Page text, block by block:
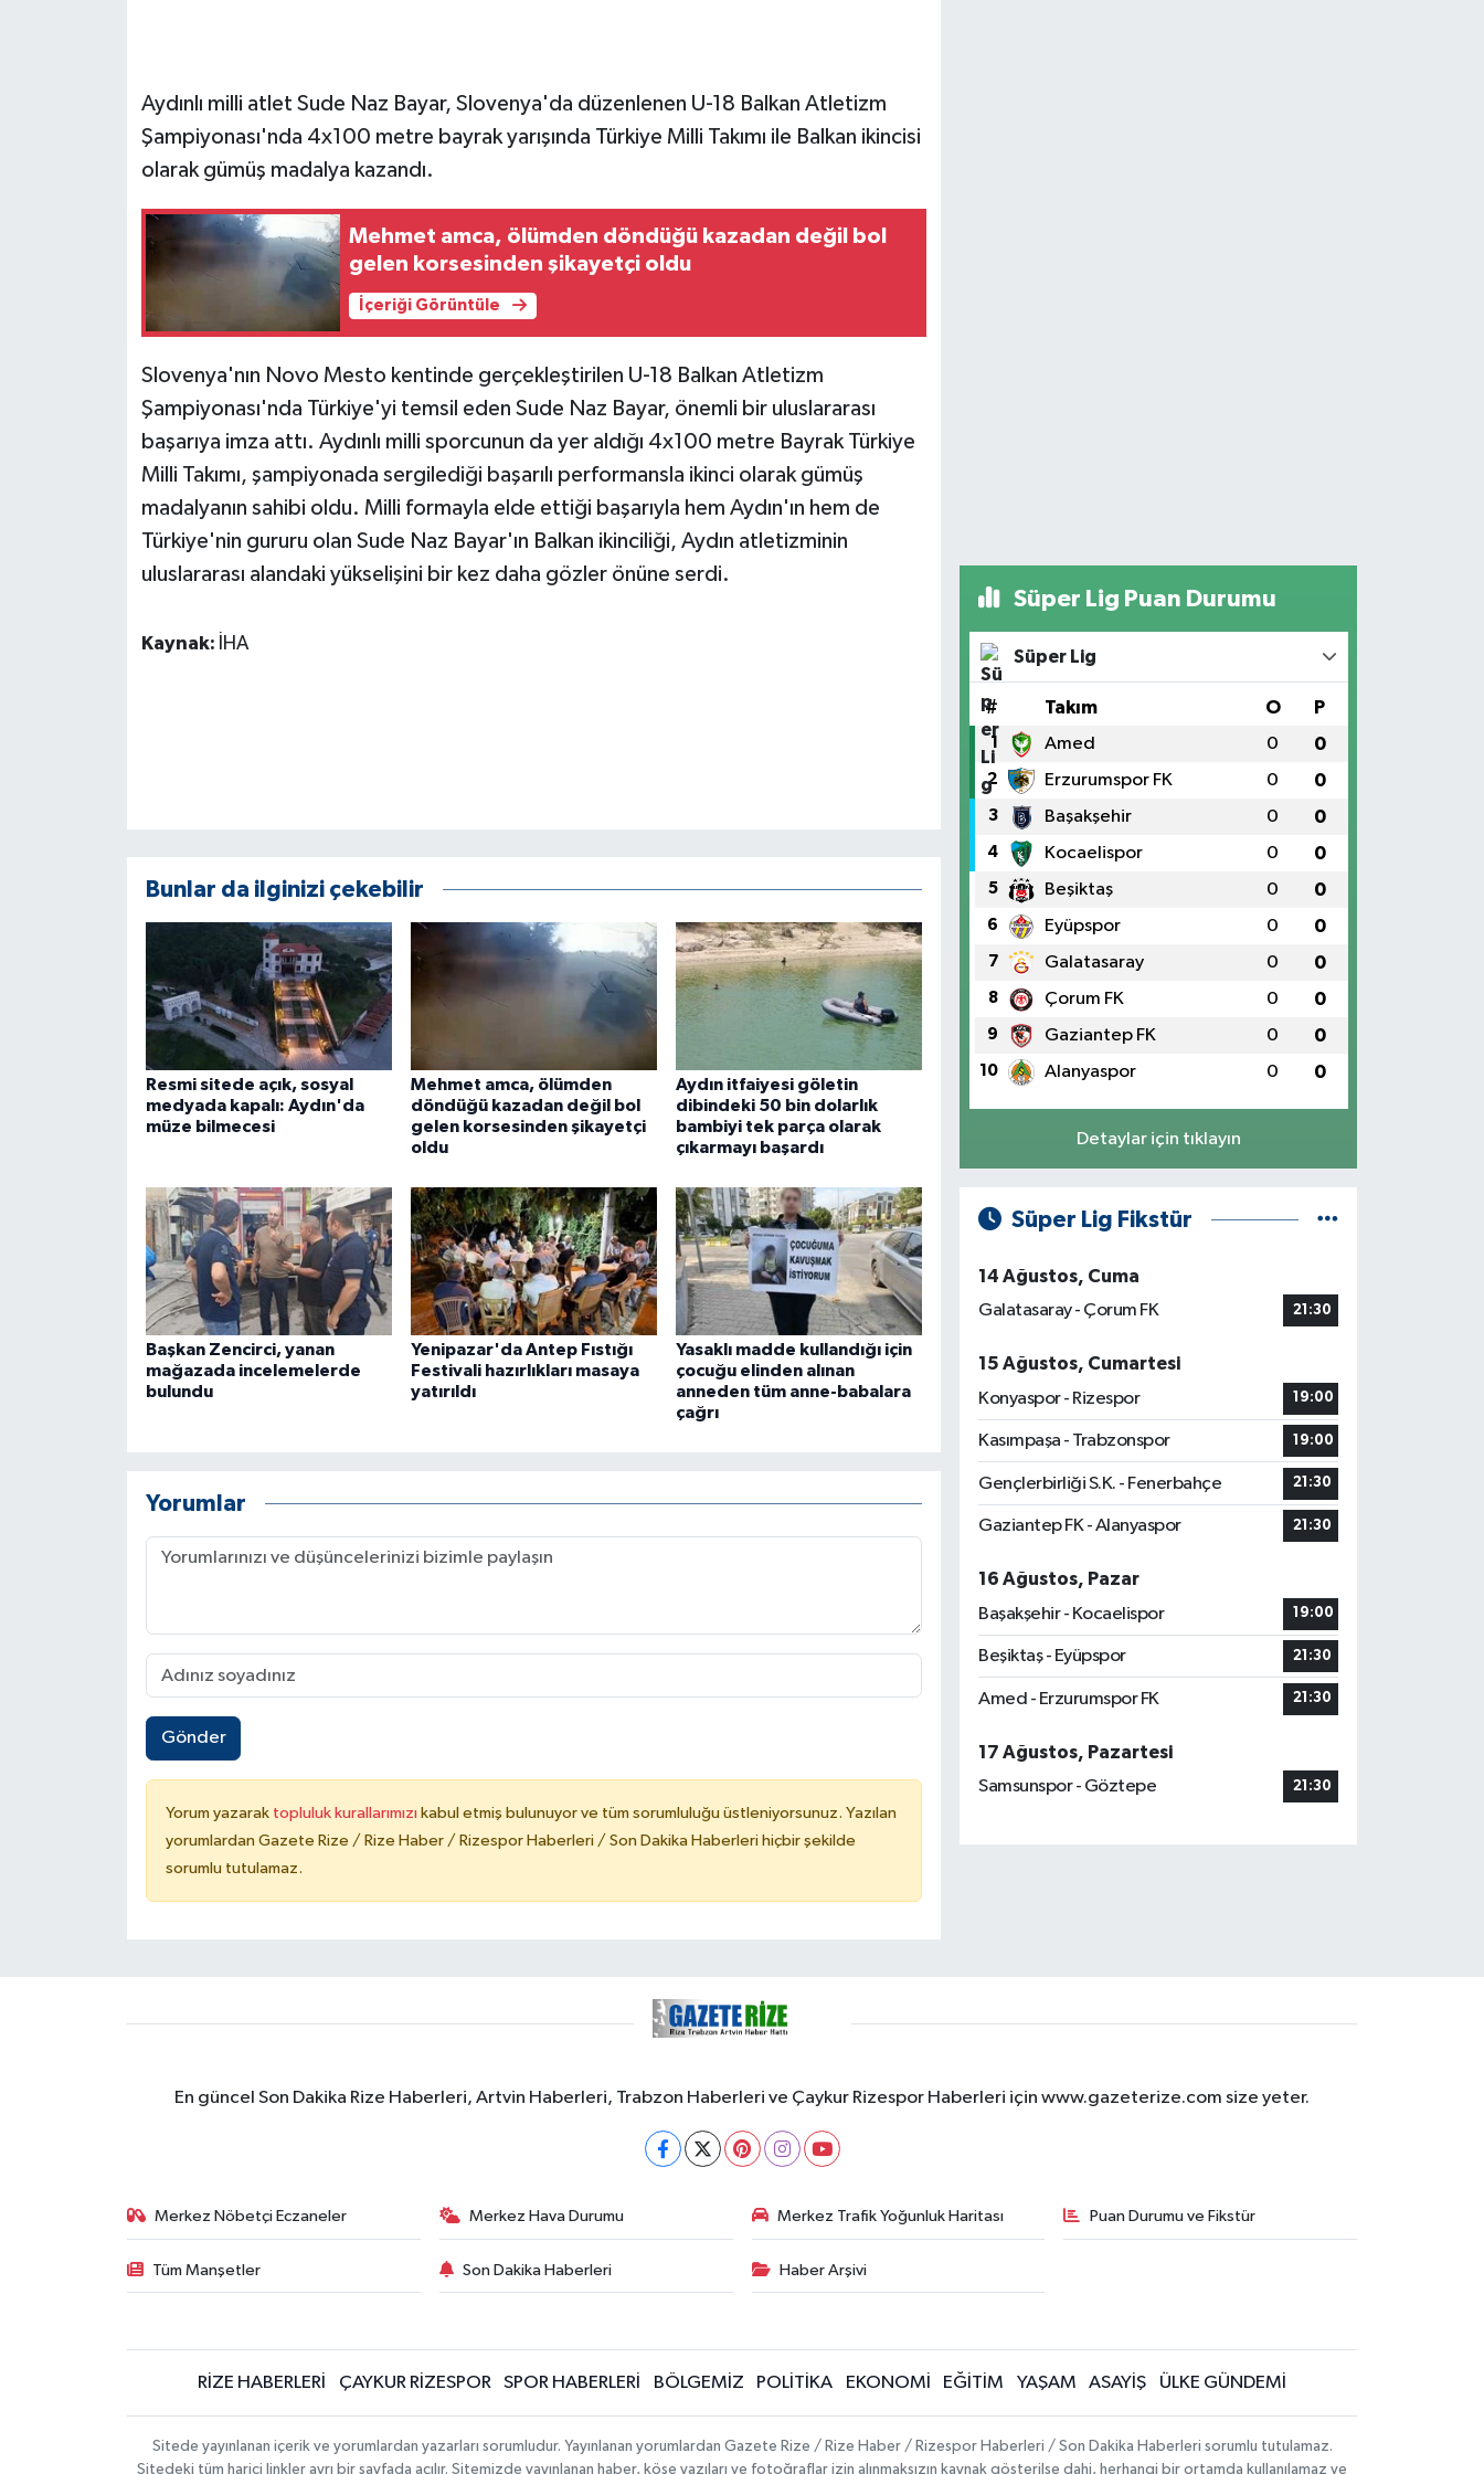
Aydınlı milli atlet Sude Naz Bayar, Slovenya'da düzenlenen U-18 Balkan Atletizm
Şampiyonası'nda 4x100 metre bayrak yarışında Türkiye Milli Takımı ile Balkan ikincisi
olarak gümüş madalya kazandı.
Mehmet amca, ölümden döndüğü kazadan değil bol
gelen korsesinden şikayetçi oldu
İçeriği Görüntüle
Slovenya'nın Novo Mesto kentinde gerçekleştirilen U-18 Balkan Atletizm
Şampiyonası'nda Türkiye'yi temsil eden Sude Naz Bayar, önemli bir uluslararası
başarıya imza attı. Aydınlı milli sporcunun da yer aldığı 4x100 metre Bayrak Türkiye
Milli Takımı, şampiyonada sergilediği başarılı performansla ikinci olarak gümüş
madalyanın sahibi oldu. Milli formayla elde ettiği başarıyla hem Aydın'ın hem de
Türkiye'nin gururu olan Sude Naz Bayar'ın Balkan ikinciliği, Aydın atletizminin
uluslararası alandaki yükselişini bir kez daha gözler önüne serdi.
Kaynak: İHA
Bunlar da ilginizi çekebilir
Resmi sitede açık, sosyal
medyada kapalı: Aydın'da
müze bilmecesi
Mehmet amca, ölümden
döndüğü kazadan değil bol
gelen korsesinden şikayetçi
oldu
Aydın itfaiyesi göletin
dibindeki 50 bin dolarlık
bambiyi tek parça olarak
çıkarmayı başardı
Başkan Zencirci, yanan
mağazada incelemelerde
bulundu
Yenipazar'da Antep Fıstığı
Festivali hazırlıkları masaya
yatırıldı
Yasaklı madde kullandığı için
çocuğu elinden alınan
anneden tüm anne-babalara
çağrı
Yorumlar
Gönder
Yorum yazarak topluluk kurallarımızı kabul etmiş bulunuyor ve tüm sorumluluğu üstleniyorsunuz. Yazılan
yorumlardan Gazete Rize / Rize Haber / Rizespor Haberleri / Son Dakika Haberleri hiçbir şekilde
sorumlu tutulamaz.
Süper Lig Puan Durumu
Süper Lig
# Takım O P
1 Amed 0 0
2 Erzurumspor FK 0 0
3 Başakşehir 0 0
4 Kocaelispor 0 0
5 Beşiktaş 0 0
6 Eyüpspor 0 0
7 Galatasaray 0 0
8 Çorum FK 0 0
9 Gaziantep FK 0 0
10 Alanyaspor 0 0
Detaylar için tıklayın
Süper Lig Fikstür
14 Ağustos, Cuma
Galatasaray - Çorum FK
21:30
15 Ağustos, Cumartesi
Konyaspor - Rizespor
19:00
Kasımpaşa - Trabzonspor 19:00
Gençlerbirliği S.K. - Fenerbahçe 21:30
Gaziantep FK - Alanyaspor 21:30
16 Ağustos, Pazar
Başakşehir - Kocaelispor
19:00
Beşiktaş - Eyüpspor 21:30
Amed - Erzurumspor FK 21:30
17 Ağustos, Pazartesi
Samsunspor - Göztepe
21:30
En güncel Son Dakika Rize Haberleri, Artvin Haberleri, Trabzon Haberleri ve Çaykur Rizespor Haberleri için www.gazeterize.com size yeter.
Merkez Nöbetçi Eczaneler Merkez Hava Durumu Merkez Trafik Yoğunluk Haritası Puan Durumu ve Fikstür
Tüm Manşetler Son Dakika Haberleri Haber Arşivi
RİZE HABERLERİ ÇAYKUR RİZESPOR SPOR HABERLERİ BÖLGEMİZ POLİTİKA EKONOMİ EĞİTİM YAŞAM ASAYİŞ ÜLKE GÜNDEMİ
Sitede yayınlanan içerik ve yorumlardan yazarları sorumludur. Yayınlanan yorumlardan Gazete Rize / Rize Haber / Rizespor Haberleri / Son Dakika Haberleri sorumlu tutulamaz.
Sitedeki tüm harici linkler ayrı bir sayfada açılır. Sitemizde yayınlanan haber, köşe yazıları ve fotoğraflar izin alınmaksızın kaynak gösterilse dahi, herhangi bir ortamda kullanılamaz ve
GÜNDEM
HABERDE İNSAN
İş Dünyası
KÜLTÜR SANAT
TEKNOLOJİ
ÜLKE GÜNDEMİ